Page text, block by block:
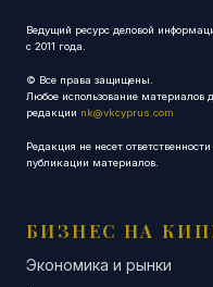
Ведущий ресурс деловой
с 2011 года.
© Все права защищены.
Любое использование материалов
редакции nk@vkcyprus.com
Редакция не несет
публикации материалов.
БИЗНЕС НА
Экономика и рынки